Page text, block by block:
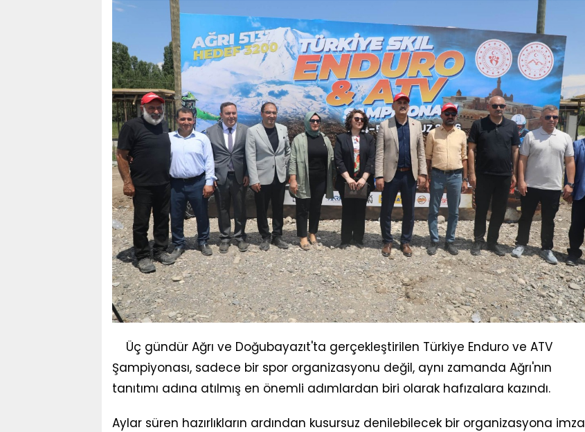
Üç gündür Ağrı ve Doğubayazıt'ta gerçekleştirilen Türkiye Enduro ve ATV
Şampiyonası, sadece bir spor organizasyonu değil, aynı zamanda Ağrı'nın
tanıtımı adına atılmış en önemli adımlardan biri olarak hafızalara kazındı.
Aylar süren hazırlıkların ardından kusursuz denilebilecek bir organizasyona imza